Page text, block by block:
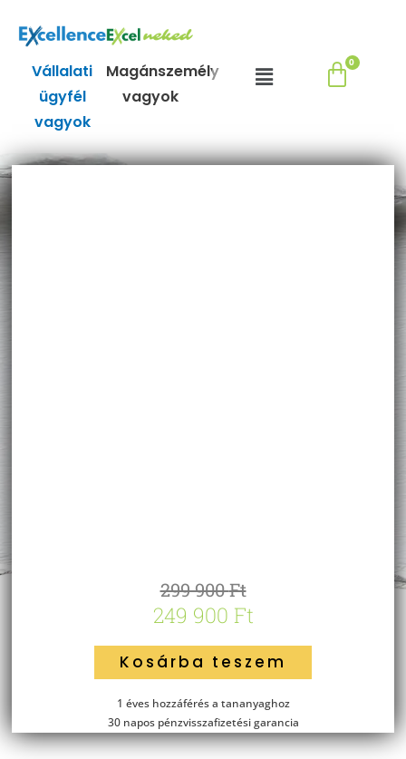
contentVállalati
ügyfél
vagyok
Magánszemély
vagyok
Menu
299 900Ft
Original
price
299
249 900 Ft
Current
price
249
Minden
videós
tananyagunk
mennyiség
Kosárba teszem
1 éves hozzáférés a tananyaghoz
30 napos pénzvisszafizetési garancia